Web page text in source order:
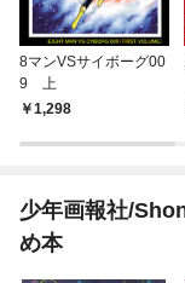
8マンVSサイボーグ00
9 上
1,298
少年画報社/
め本